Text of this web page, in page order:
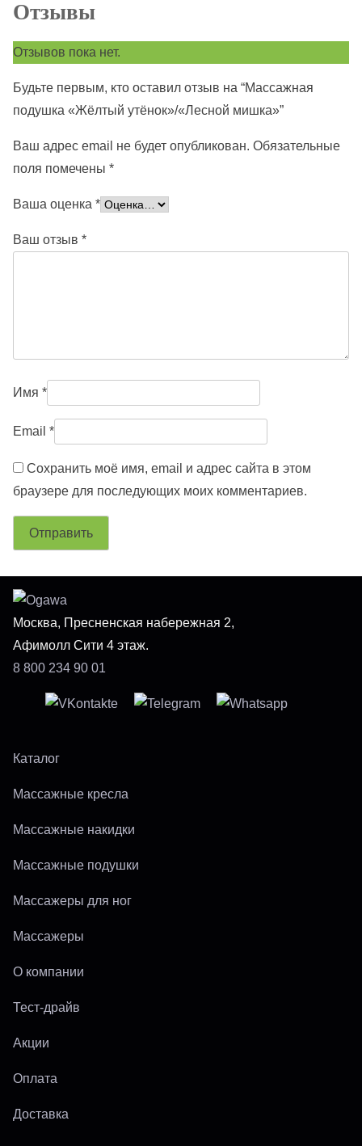
Отзывы
Отзывов пока нет.
Будьте первым, кто оставил отзыв на “Массажная
подушка «Жёлтый утёнок»/«Лесной мишка»”
Ваш адрес email не будет опубликован. Обязательные
поля помечены *
Ваша оценка *
Ваш отзыв *
Имя *
Email *
Сохранить моё имя, email и адрес сайта в этом
браузере для последующих моих комментариев.
Москва, Пресненская набережная 2,
Афимолл Сити 4 этаж.
8 800 234 90 01
Каталог
Массажные кресла
Массажные накидки
Массажные подушки
Массажеры для ног
Массажеры
О компании
Тест-драйв
Акции
Оплата
Доставка